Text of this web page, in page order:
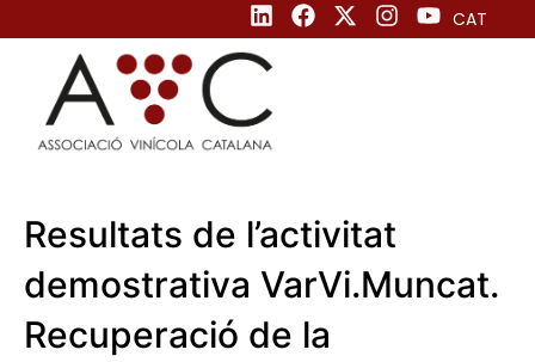
CAT
Resultats de l’activitat
demostrativa VarVi.Muncat.
Recuperació de la